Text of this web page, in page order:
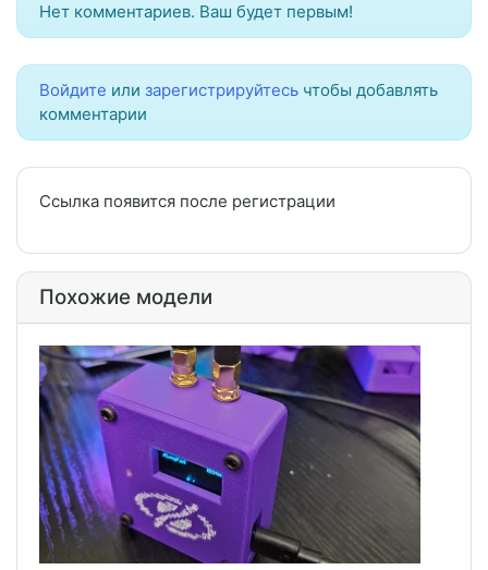
Нет комментариев. Ваш будет первым!
Войдите или зарегистрируйтесь чтобы добавлять
комментарии
Ссылка появится после регистрации
Похожие модели